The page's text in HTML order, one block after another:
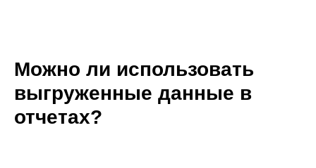
Можно ли использовать
выгруженные данные в
отчетах?